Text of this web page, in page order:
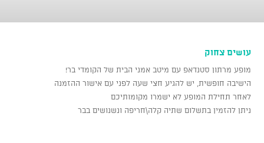
עושים צחוק
מופע מרתון סטנדאפ עם מיטב אמני הבית של הקומדי בר!
הישיבה חופשית, יש להגיע חצי שעה לפני עם אישור ההזמנה
לאחר תחילת המופע לא ישמרו מקומותיכם
ניתן להזמין בתשלום שתיה קלה\חריפה ונשנושים בבר